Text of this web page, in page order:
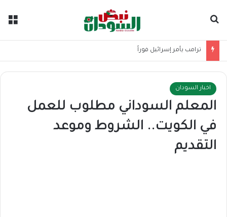
الحكومة تعلن إجراء جديدا بشأن العودة الطوعية
اخبار السودان
المعلم السوداني مطلوب للعمل
في الكويت.. الشروط وموعد
التقديم